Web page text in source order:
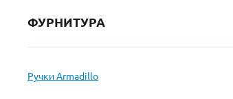
ФУРНИТУРА
Ручки Armadillo